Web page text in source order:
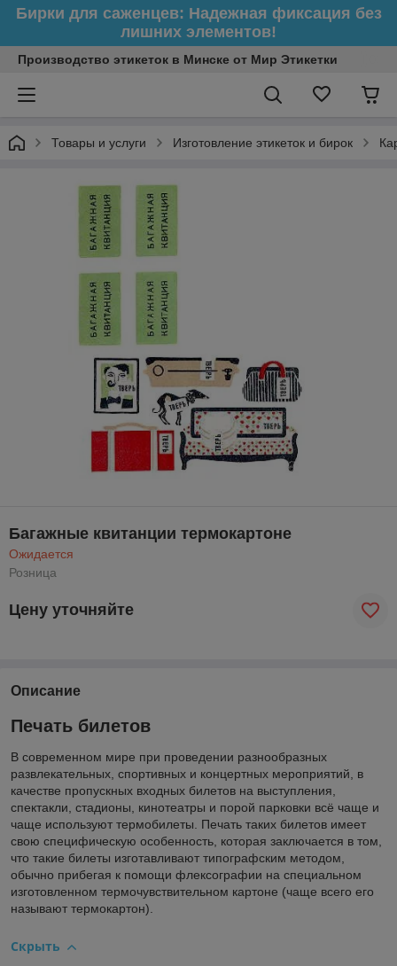
Бирки для саженцев: Надежная фиксация без
лишних элементов!
Производство этикеток в Минске от Мир Этикетки
Товары и услуги Изготовление этикеток и бирок
Багажные квитанции термокартоне
Ожидается
Розница
Цену уточняйте
Описание
Печать билетов
В современном мире при проведении разнообразных
развлекательных, спортивных и концертных мероприятий, в
качестве пропускных входных билетов на выступления,
спектакли, стадионы, кинотеатры и порой парковки всё чаще и
чаще используют термобилеты. Печать таких билетов имеет
свою специфическую особенность, которая заключается в том,
что такие билеты изготавливают типографским методом,
обычно прибегая к помощи флексографии на специальном
изготовленном термочувствительном картоне (чаще всего его
называют термокартон).
Скрыть